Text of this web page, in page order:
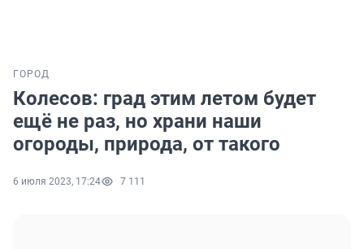
ГОРОД
Колесов: град этим летом будет
ещё не раз, но храни наши
огороды, природа, от такого
6 июля 2023, 17:24 7 111